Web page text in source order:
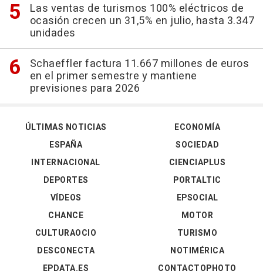
Las ventas de turismos 100% eléctricos de
ocasión crecen un 31,5% en julio, hasta 3.347
unidades
Schaeffler factura 11.667 millones de euros
en el primer semestre y mantiene
previsiones para 2026
ÚLTIMAS NOTICIAS
ESPAÑA
INTERNACIONAL
DEPORTES
VÍDEOS
ECONOMÍA
SOCIEDAD
CIENCIAPLUS
PORTALTIC
EPSOCIAL
CHANCE
CULTURAOCIO
DESCONECTA
MOTOR
TURISMO
NOTIMÉRICA